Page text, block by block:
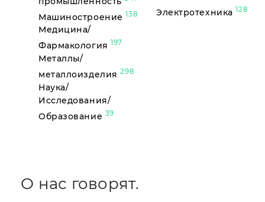
Машиностроение 138
Медицина/
Фармакология 197
Металлы/
металлоизделия298
Наука/
Исследования/
Образование 39
Электротехника 128
О нас говорят.